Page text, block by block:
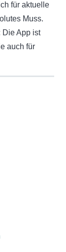
für aktuelle
Muss.
Die App ist
auch für